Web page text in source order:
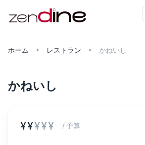
ホーム レストラン かねいし
かねいし
¥¥¥¥¥ / 予算